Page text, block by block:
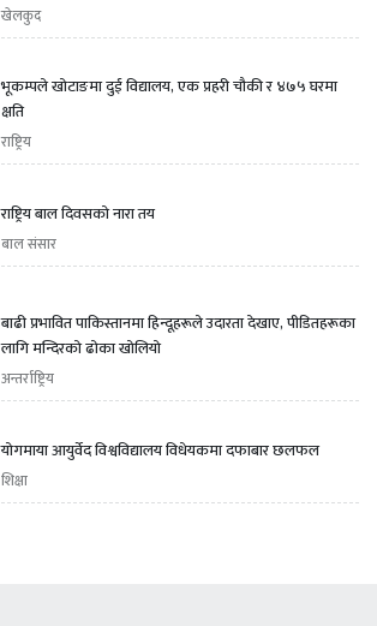
खेलकुद
भूकम्पले खोटाङमा दुई विद्यालय, एक प्रहरी चौकी र ४७५ घरमा
क्षति
राष्ट्रिय
राष्ट्रिय बाल दिवसको नारा तय
बाल संसार
बाढी प्रभावित पाकिस्तानमा हिन्दूहरूले उदारता देखाए, पीडितहरूका
लागि मन्दिरको ढोका खोलियो
अन्तर्राष्ट्रिय
योगमाया आयुर्वेद विश्वविद्यालय विधेयकमा दफाबार छलफल
शिक्षा